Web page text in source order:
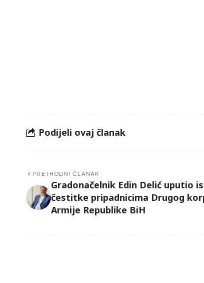
Podijeli ovaj članak
PRETHODNI ČLANAK
Gradonačelnik Edin Delić uputio
čestitke pripadnicima Drugog
Armije Republike BiH